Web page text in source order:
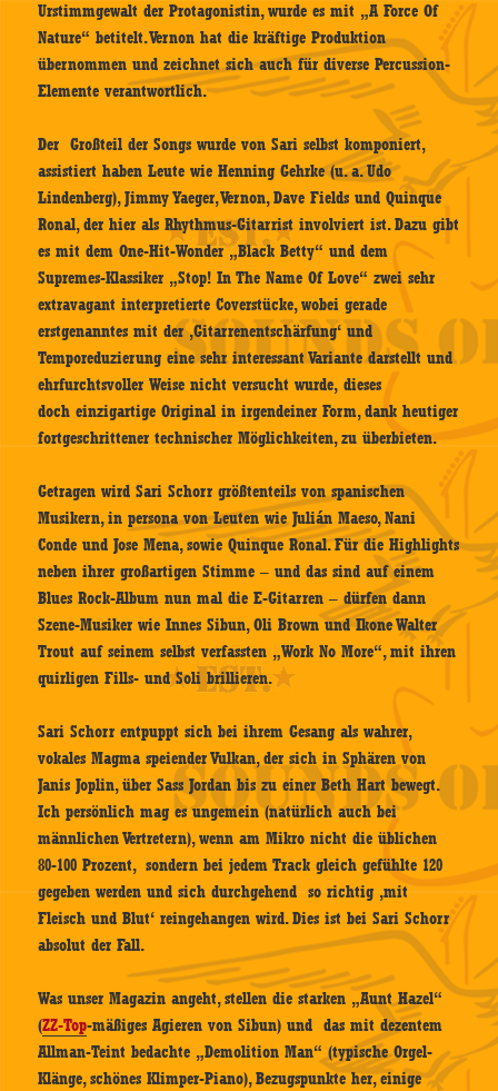
Urstimmgewalt der Protagonistin, wurde es mit „A Force Of
Nature“ betitelt. Vernon hat die kräftige Produktion
übernommen und zeichnet sich auch für diverse Percussion-
Elemente verantwortlich.
Der Großteil der Songs wurde von Sari selbst komponiert,
assistiert haben Leute wie Henning Gehrke (u. a. Udo
Lindenberg), Jimmy Yaeger, Vernon, Dave Fields und Quinque
Ronal, der hier als Rhythmus-Gitarrist involviert ist. Dazu gibt
es mit dem One-Hit-Wonder „Black Betty“ und dem
Supremes-Klassiker „Stop! In The Name Of Love“ zwei sehr
extravagant interpretierte Coverstücke, wobei gerade
erstgenanntes mit der ‚Gitarrenentschärfung‘ und
Temporeduzierung eine sehr interessant Variante darstellt und
ehrfurchtsvoller Weise nicht versucht wurde, dieses
doch einzigartige Original in irgendeiner Form, dank heutiger
fortgeschrittener technischer Möglichkeiten, zu überbieten.
Getragen wird Sari Schorr größtenteils von spanischen
Musikern, in persona von Leuten wie Julián Maeso, Nani
Conde und Jose Mena, sowie Quinque Ronal. Für die Highlights
neben ihrer großartigen Stimme – und das sind auf einem
Blues Rock-Album nun mal die E-Gitarren – dürfen dann
Szene-Musiker wie Innes Sibun, Oli Brown und Ikone Walter
Trout auf seinem selbst verfassten „Work No More“, mit ihren
quirligen Fills- und Soli brillieren.
Sari Schorr entpuppt sich bei ihrem Gesang als wahrer,
vokales Magma speiender Vulkan, der sich in Sphären von
Janis Joplin, über Sass Jordan bis zu einer Beth Hart bewegt.
Ich persönlich mag es ungemein (natürlich auch bei
männlichen Vertretern), wenn am Mikro nicht die üblichen
80-100 Prozent, sondern bei jedem Track gleich gefühlte 120
gegeben werden und sich durchgehend so richtig ‚mit
Fleisch und Blut‘ reingehangen wird. Dies ist bei Sari Schorr
absolut der Fall.
Was unser Magazin angeht, stellen die starken „Aunt Hazel“
(ZZ-Top-mäßiges Agieren von Sibun) und das mit dezentem
Allman-Teint bedachte „Demolition Man“ (typische Orgel-
Klänge, schönes Klimper-Piano), Bezugspunkte her, einige